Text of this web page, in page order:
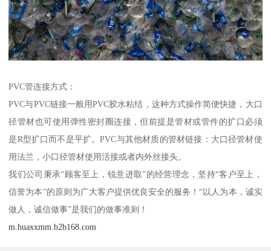
PVC管连接方式：
PVC与PVC链接一般用PVC胶水粘结，这种方式操作简便快捷，大口
径管材也可使用弹性密封圈连接，但前提是管材或管件的扩口必须
是R型扩口而不是平扩。PVC与其他材质的管材链接：大口径管材使
用法兰，小口径管材使用活接或者内外丝接头。
我们公司秉承“顾客至上，锐意进取”的经营理念，坚持“客户至上，
信誉为本”的原则为广大客户提供优良安全的服务！“以人为本，诚实
做人，诚信做事”是我们的做事准则！
m.huaxxmm.b2b168.com